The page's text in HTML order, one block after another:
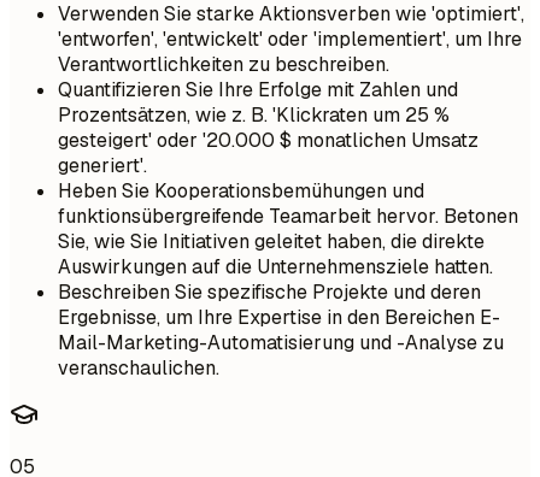
Verwenden Sie starke Aktionsverben wie 'optimiert',
'entworfen', 'entwickelt' oder 'implementiert', um Ihre
Verantwortlichkeiten zu beschreiben.
Quantifizieren Sie Ihre Erfolge mit Zahlen und
Prozentsätzen, wie z. B. 'Klickraten um 25 %
gesteigert' oder '20.000 $ monatlichen Umsatz
generiert'.
Heben Sie Kooperationsbemühungen und
funktionsübergreifende Teamarbeit hervor. Betonen
Sie, wie Sie Initiativen geleitet haben, die direkte
Auswirkungen auf die Unternehmensziele hatten.
Beschreiben Sie spezifische Projekte und deren
Ergebnisse, um Ihre Expertise in den Bereichen E-
Mail-Marketing-Automatisierung und -Analyse zu
veranschaulichen.
05